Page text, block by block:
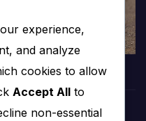
experience,
and analyze
cookies to allow
Accept All to
non-essential